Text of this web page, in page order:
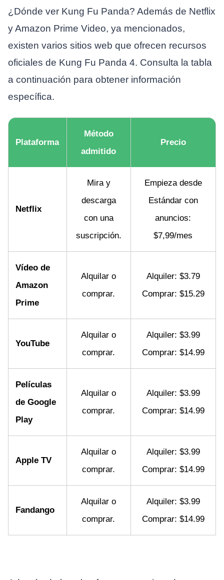
¿Dónde ver Kung Fu Panda? Además de Netflix
y Amazon Prime Video, ya mencionados,
existen varios sitios web que ofrecen recursos
oficiales de Kung Fu Panda 4. Consulta la tabla
a continuación para obtener información
específica.
Plataforma
Método
admitido
Precio
Netflix
Mira y
descarga
con una
suscripción.
Empieza desde
Estándar con
anuncios:
$7,99/mes
Vídeo de
Amazon
Prime
Alquilar o
comprar.
Alquiler: $3.79
Comprar: $15.29
YouTube
Alquilar o
comprar.
Alquiler: $3.99
Comprar: $14.99
Películas
de Google
Play
Alquilar o
comprar.
Alquiler: $3.99
Comprar: $14.99
Apple TV
Alquilar o
comprar.
Alquiler: $3.99
Comprar: $14.99
Fandango
Alquilar o
comprar.
Alquiler: $3.99
Comprar: $14.99